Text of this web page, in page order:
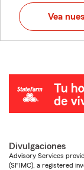
Vea
Divulgaciones
Advisory Services
(SFIMC), a registered